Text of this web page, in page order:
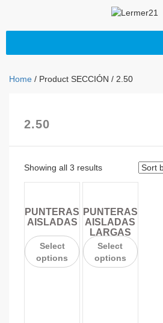
Home / Product SECCIÓN / 2.50
2.50
Showing all 3 results
PUNTERAS
AISLADAS
Select
options
PUNTERAS
AISLADAS
LARGAS
Select
options